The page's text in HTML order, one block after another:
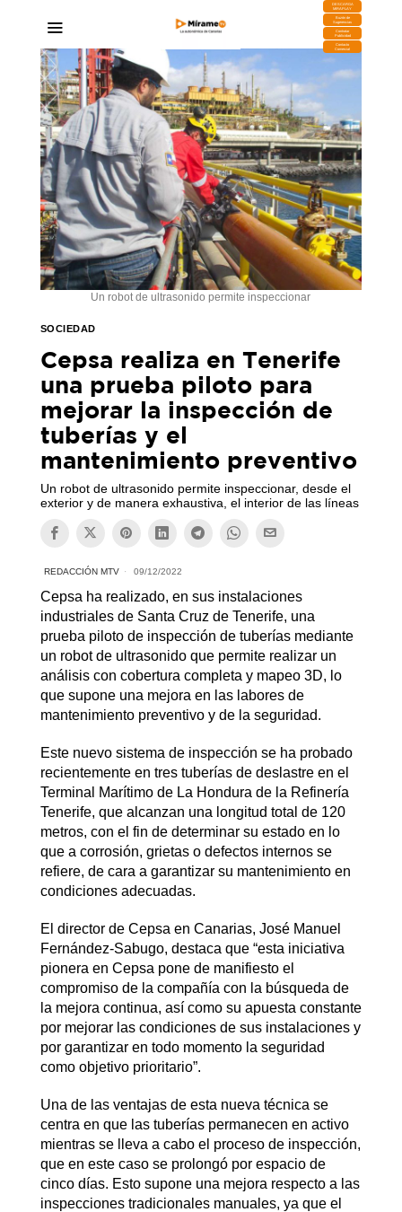
DESCARGA
MIRAPLAY
Buzón de
Sugerencias
Contratar
Publicidad
Contacto
Comercial
Un robot de ultrasonido permite inspeccionar
SOCIEDAD
Cepsa realiza en Tenerife
una prueba piloto para
mejorar la inspección de
tuberías y el
mantenimiento preventivo
Un robot de ultrasonido permite inspeccionar, desde el
exterior y de manera exhaustiva, el interior de las líneas
REDACCIÓN MTV 09/12/2022
Cepsa ha realizado, en sus instalaciones
industriales de Santa Cruz de Tenerife, una
prueba piloto de inspección de tuberías mediante
un robot de ultrasonido que permite realizar un
análisis con cobertura completa y mapeo 3D, lo
que supone una mejora en las labores de
mantenimiento preventivo y de la seguridad.
Este nuevo sistema de inspección se ha probado
recientemente en tres tuberías de deslastre en el
Terminal Marítimo de La Hondura de la Refinería
Tenerife, que alcanzan una longitud total de 120
metros, con el fin de determinar su estado en lo
que a corrosión, grietas o defectos internos se
refiere, de cara a garantizar su mantenimiento en
condiciones adecuadas.
El director de Cepsa en Canarias, José Manuel
Fernández-Sabugo, destaca que “esta iniciativa
pionera en Cepsa pone de manifiesto el
compromiso de la compañía con la búsqueda de
la mejora continua, así como su apuesta constante
por mejorar las condiciones de sus instalaciones y
por garantizar en todo momento la seguridad
como objetivo prioritario”.
Una de las ventajas de esta nueva técnica se
centra en que las tuberías permanecen en activo
mientras se lleva a cabo el proceso de inspección,
que en este caso se prolongó por espacio de
cinco días. Esto supone una mejora respecto a las
inspecciones tradicionales manuales, ya que el